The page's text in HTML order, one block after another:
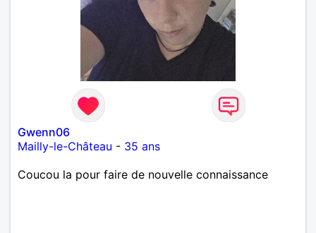
Gwenn06
Mailly-le-Château - 35 ans
Coucou la pour faire de nouvelle connaissance